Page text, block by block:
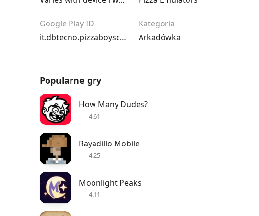
Google Play ID
it.dbtecno.pizzaboyscpro
Kategoria
Arkadówka
Popularne gry
How Many Dudes?
4.61
Rayadillo Mobile
4.25
Moonlight Peaks
4.11